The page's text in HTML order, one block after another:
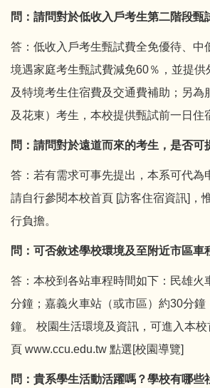
問：請問對於低收入戶考生第二階段甄
答：低收入戶考生甄試費全免優待、中
境遇家庭考生甄試費減免60％，並提供
及特境考生住宿費及交通費補助；另為
及花東）考生，本校提供甄試前一日住
問：請問對於遠道而來的考生，是否可
答：若有需求可事先提出，本系可代為
請自行參閱本校首頁 [訪客住宿資訊]，
行負擔。
問：可否敘述學校環境及至附近市區車
答：本校到各站車程時間如下：民雄火
分鐘；嘉義火車站（或市區）約30分鐘
鐘。 校園生活環境及資訊，可進入本校
頁 www.ccu.edu.tw 點選[校園導覽]
問：貴系學生活動活躍嗎？學校有哪些